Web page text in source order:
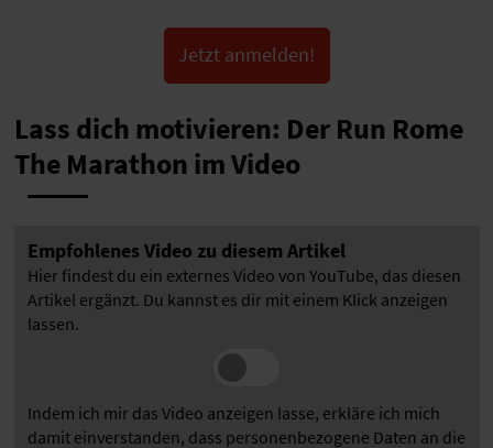
Jetzt anmelden!
Lass dich motivieren: Der Run Rome
The Marathon im Video
Empfohlenes Video zu diesem Artikel
Hier findest du ein externes Video von YouTube, das diesen
Artikel ergänzt. Du kannst es dir mit einem Klick anzeigen
lassen.
Indem ich mir das Video anzeigen lasse, erkläre ich mich
damit einverstanden, dass personenbezogene Daten an die